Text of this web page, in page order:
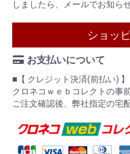
しましたら、メールでお知ら
ショッ
お支払いについて
■【 クレジット決済(前払い) 】
クロネコｗｅｂコレクトの事
ご注文確認後、弊社指定の宅